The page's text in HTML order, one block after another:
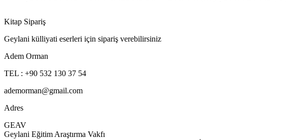
Kitap Sipariş
Geylani külliyati eserleri için sipariş verebilirsiniz
Adem Orman
TEL : +90 532 130 37 54
ademorman@gmail.com
Adres
GEAV
Geylani Eğitim Araştırma Vakfı